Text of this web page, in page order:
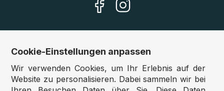
Unsere Shops
Deutschland:www.puzzle.de
Cookie-Einstellungen anpassen
Wir verwenden Cookies, um Ihr Erlebnis auf der
Website zu personalisieren. Dabei sammeln wir bei